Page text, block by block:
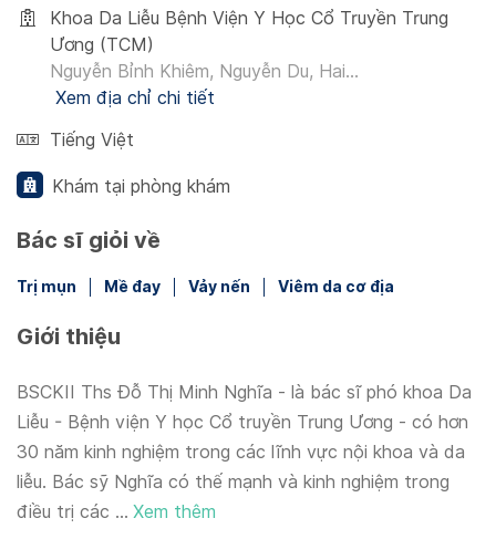
Khoa Da Liễu Bệnh Viện Y Học Cổ Truyền Trung
Ương (TCM)
Nguyễn Bỉnh Khiêm, Nguyễn Du, Hai...
Xem địa chỉ chi tiết
Tiếng Việt
Khám tại phòng khám
Bác sĩ giỏi về
Trị mụn Mề đay Vảy nến Viêm da cơ địa
Giới thiệu
BSCKII Ths Đỗ Thị Minh Nghĩa - là bác sĩ phó khoa Da
Liễu - Bệnh viện Y học Cổ truyền Trung Ương - có hơn
30 năm kinh nghiệm trong các lĩnh vực nội khoa và da
liễu. Bác sỹ Nghĩa có thế mạnh và kinh nghiệm trong
điều trị các ... Xem thêm